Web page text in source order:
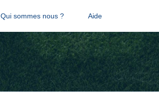
Qui sommes nous ? Aide